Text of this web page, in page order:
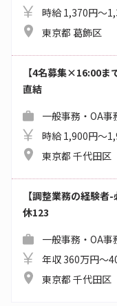
時給 1,370円～
東京都 葛飾区
【4名募集×16:00
直結
一般事務・OA
時給 1,900円～
東京都 千代田区
【調整業務の経験
休123
一般事務・OA
年収 360万円～
東京都 千代田区